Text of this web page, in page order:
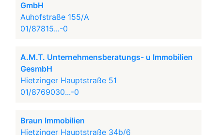
GmbH
Auhofstraße 155/A
01/87815...-0
A.M.T. Unternehmensberatungs- u Immobilien
GesmbH
Hietzinger Hauptstraße 51
01/8769030...-0
Braun Immobilien
Hietzinger Hauptstraße 34b/6